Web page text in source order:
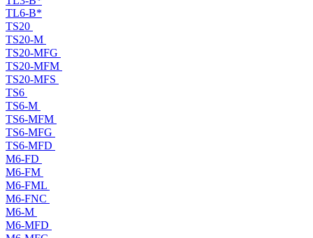
TL6-B*
TS20
TS20-M
TS20-MFG
TS20-MFM
TS20-MFS
TS6
TS6-M
TS6-MFM
TS6-MFG
TS6-MFD
M6-FD
M6-FM
M6-FML
M6-FNC
M6-M
M6-MFD